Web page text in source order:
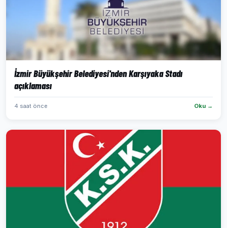
İzmir Büyükşehir Belediyesi'nden Karşıyaka Stadı
açıklaması
4 saat önce Oku →